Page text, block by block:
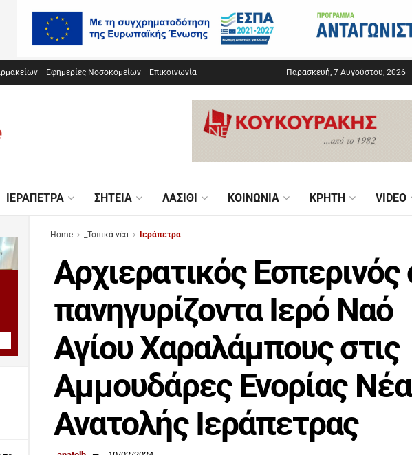
Εφημερίες Νοσοκομείων Επικοινωνία Παρασκευή, 7 Αυγούστου, 2026
ΙΕΡΆΠΕΤΡΑ ΣΗΤΕΊΑ ΛΑΣΊΘΙ ΚΟΙΝΩΝΊΑ ΚΡΉΤΗ VIDEO
Home _Τοπικά νέα Ιεράπετρα
Αρχιερατικός Εσπερινός
πανηγυρίζοντα Ιερό Ναό
Αγίου Χαραλάμπους στις
Αμμουδάρες Ενορίας
Ανατολής Ιεράπετρας